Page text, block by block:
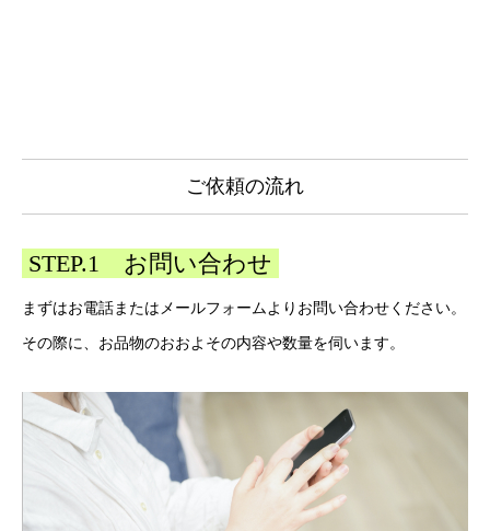
ご依頼の流れ
STEP.1 お問い合わせ
まずはお電話またはメールフォームよりお問い合わせください。
その際に、お品物のおおよその内容や数量を伺います。